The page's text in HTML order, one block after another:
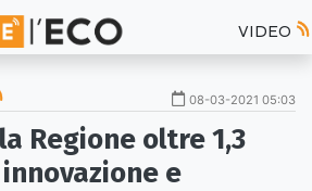
VIDEO
08-03-2021 05:03
Regione oltre 1,3
e